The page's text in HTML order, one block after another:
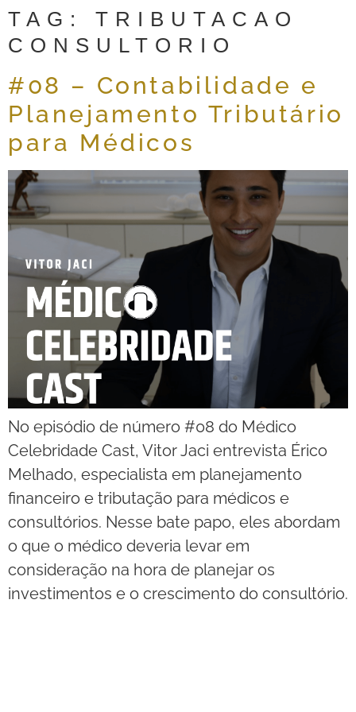
TAG: TRIBUTACAO
CONSULTORIO
#08 – Contabilidade e
Planejamento Tributário
para Médicos
No episódio de número #08 do Médico
Celebridade Cast, Vitor Jaci entrevista Érico
Melhado, especialista em planejamento
financeiro e tributação para médicos e
consultórios. Nesse bate papo, eles abordam
o que o médico deveria levar em
consideração na hora de planejar os
investimentos e o crescimento do consultório.